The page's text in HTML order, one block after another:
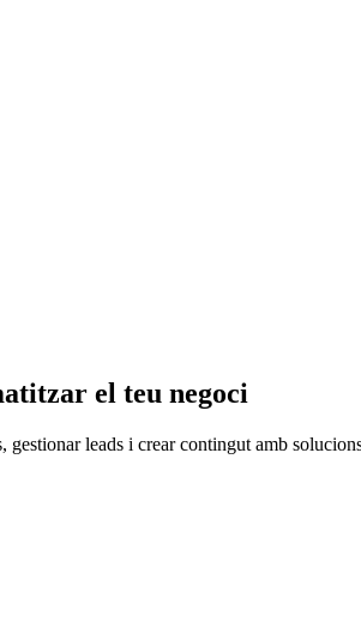
el teu negoci
leads i crear contingut amb